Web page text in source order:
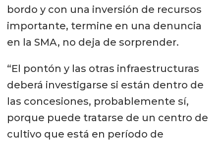
bordo y con una inversión de recursos
importante, termine en una denuncia
en la SMA, no deja de sorprender.
“El pontón y las otras infraestructuras
deberá investigarse si están dentro de
las concesiones, probablemente sí,
porque puede tratarse de un centro de
cultivo que está en período de